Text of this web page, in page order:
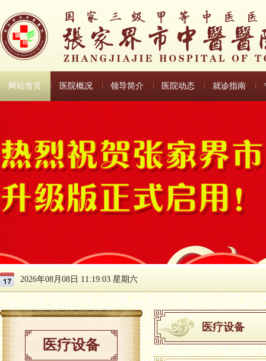
网站首页 医院概况 领导简介 医院动态 就诊指南
2026年08月08日 11:19:04 星期六
医疗设备
医疗设备